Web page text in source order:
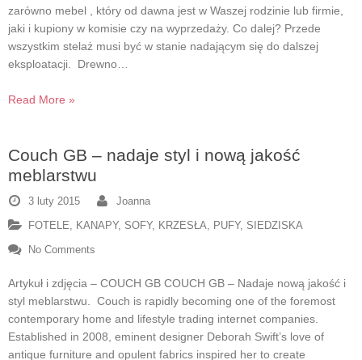
zarówno mebel , który od dawna jest w Waszej rodzinie lub firmie,
jaki i kupiony w komisie czy na wyprzedaży. Co dalej? Przede
wszystkim stelaż musi być w stanie nadającym się do dalszej
eksploatacji. Drewno…
Read More »
Couch GB – nadaje styl i nową jakość
meblarstwu
3 luty 2015 Joanna
FOTELE, KANAPY, SOFY, KRZESŁA, PUFY, SIEDZISKA
No Comments
Artykuł i zdjęcia – COUCH GB COUCH GB – Nadaje nową jakość i
styl meblarstwu. Couch is rapidly becoming one of the foremost
contemporary home and lifestyle trading internet companies.
Established in 2008, eminent designer Deborah Swift’s love of
antique furniture and opulent fabrics inspired her to create